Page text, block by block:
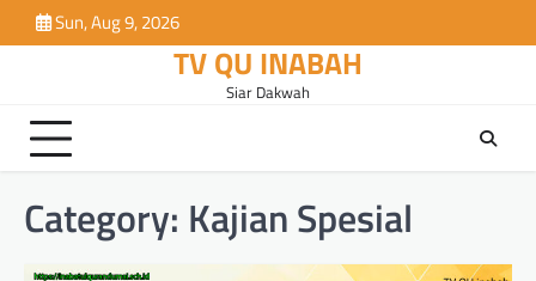
to
Sun, Aug 9, 2026
TV QU INABAH
Siar Dakwah
Category: Kajian Spesial